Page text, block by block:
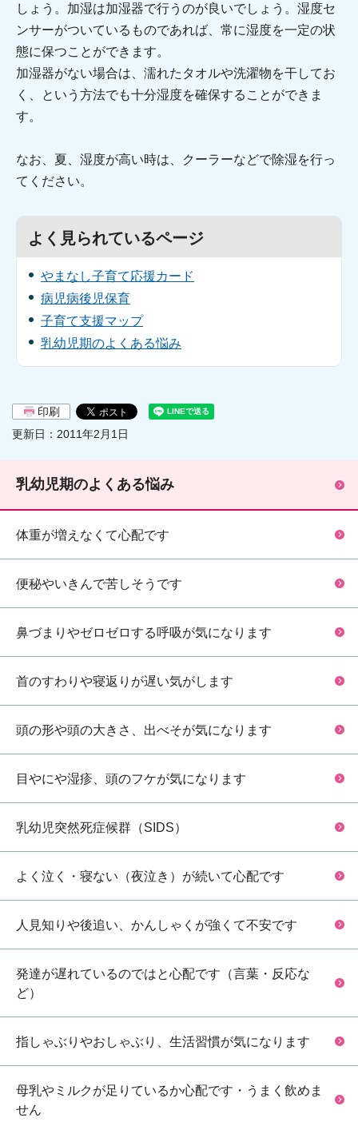
しょう。加湿は加湿器で行うのが良いでしょう。湿度セ
ンサーがついているものであれば、常に湿度を一定の状
態に保つことができます。
加湿器がない場合は、濡れたタオルや洗濯物を干してお
く、という方法でも十分湿度を確保することができま
す。
なお、夏、湿度が高い時は、クーラーなどで除湿を行っ
てください。
よく見られているページ
やまなし子育て応援カード
病児病後児保育
子育て支援マップ
乳幼児期のよくある悩み
印刷
更新日：2011年2月1日
乳幼児期のよくある悩み
体重が増えなくて心配です
便秘やいきんで苦しそうです
鼻づまりやゼロゼロする呼吸が気になります
首のすわりや寝返りが遅い気がします
頭の形や頭の大きさ、出べそが気になります
目やにや湿疹、頭のフケが気になります
乳幼児突然死症候群（SIDS）
よく泣く・寝ない（夜泣き）が続いて心配です
人見知りや後追い、かんしゃくが強くて不安です
発達が遅れているのではと心配です（言葉・反応な
ど）
指しゃぶりやおしゃぶり、生活習慣が気になります
母乳やミルクが足りているか心配です・うまく飲めま
せん